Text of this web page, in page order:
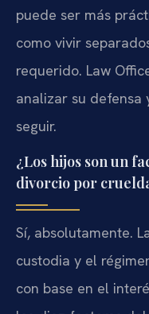
puede ser más
como vivir
requerido. Law
analizar su defensa
seguir.
¿Los hijos son un
divorcio por
Sí, absolutamente.
custodia y el
con base en el